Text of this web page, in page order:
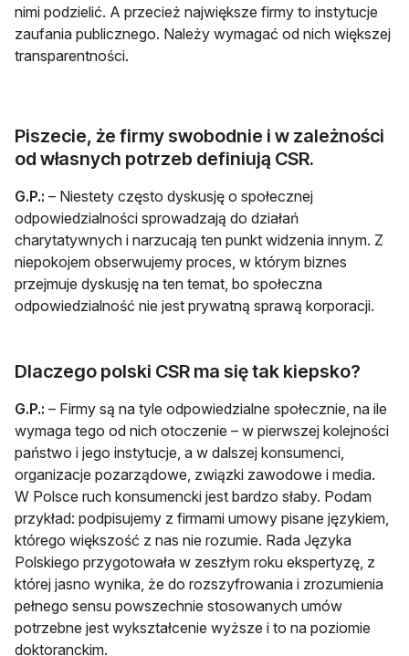
nimi podzielić. A przecież największe firmy to instytucje
zaufania publicznego. Należy wymagać od nich większej
transparentności.
Piszecie, że firmy swobodnie i w zależności
od własnych potrzeb definiują CSR.
G.P.: – Niestety często dyskusję o społecznej
odpowiedzialności sprowadzają do działań
charytatywnych i narzucają ten punkt widzenia innym. Z
niepokojem obserwujemy proces, w którym biznes
przejmuje dyskusję na ten temat, bo społeczna
odpowiedzialność nie jest prywatną sprawą korporacji.
Dlaczego polski CSR ma się tak kiepsko?
G.P.: – Firmy są na tyle odpowiedzialne społecznie, na ile
wymaga tego od nich otoczenie – w pierwszej kolejności
państwo i jego instytucje, a w dalszej konsumenci,
organizacje pozarządowe, związki zawodowe i media.
W Polsce ruch konsumencki jest bardzo słaby. Podam
przykład: podpisujemy z firmami umowy pisane językiem,
którego większość z nas nie rozumie. Rada Języka
Polskiego przygotowała w zeszłym roku ekspertyzę, z
której jasno wynika, że do rozszyfrowania i zrozumienia
pełnego sensu powszechnie stosowanych umów
potrzebne jest wykształcenie wyższe i to na poziomie
doktoranckim.